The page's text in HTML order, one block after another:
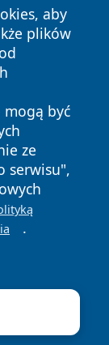
aby
plików
mogą być
ze
serwisu",
.
Polityka
Cookies